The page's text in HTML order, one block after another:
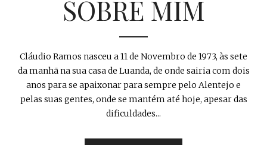
SOBRE MIM
Cláudio Ramos nasceu a 11 de Novembro de 1973, às sete
da manhã na sua casa de Luanda, de onde sairia com dois
anos para se apaixonar para sempre pelo Alentejo e
pelas suas gentes, onde se mantém até hoje, apesar das
dificuldades...